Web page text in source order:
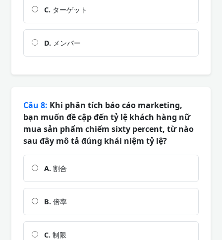
C. ターゲット
D. メンバー
Câu 8: Khi phân tích báo cáo marketing,
bạn muốn đề cập đến tỷ lệ khách hàng nữ
mua sản phẩm chiếm sixty percent, từ nào
sau đây mô tả đúng khái niệm tỷ lệ?
A. 割合
B. 倍率
C. 制限